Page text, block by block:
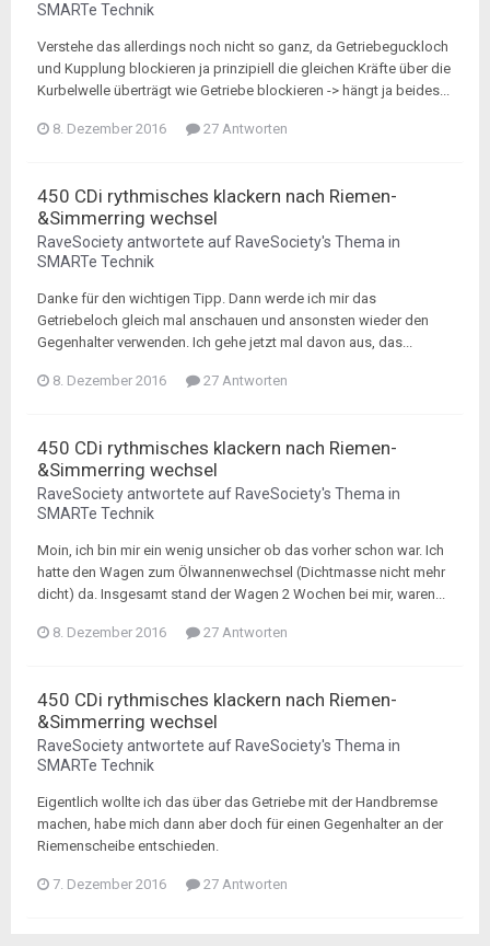
SMARTe Technik
Verstehe das allerdings noch nicht so ganz, da Getriebeguckloch
und Kupplung blockieren ja prinzipiell die gleichen Kräfte über die
Kurbelwelle überträgt wie Getriebe blockieren -> hängt ja beides...
8. Dezember 2016 27 Antworten
450 CDi rythmisches klackern nach Riemen-
&Simmerring wechsel
RaveSocietyantwortete auf RaveSociety's Thema in
SMARTe Technik
Danke für den wichtigen Tipp. Dann werde ich mir das
Getriebeloch gleich mal anschauen und ansonsten wieder den
Gegenhalter verwenden. Ich gehe jetzt mal davon aus, das...
8. Dezember 2016 27 Antworten
450 CDi rythmisches klackern nach Riemen-
&Simmerring wechsel
RaveSocietyantwortete auf RaveSociety's Thema in
SMARTe Technik
Moin, ich bin mir ein wenig unsicher ob das vorher schon war. Ich
hatte den Wagen zum Ölwannenwechsel (Dichtmasse nicht mehr
dicht) da. Insgesamt stand der Wagen 2 Wochen bei mir, waren...
8. Dezember 2016 27 Antworten
450 CDi rythmisches klackern nach Riemen-
&Simmerring wechsel
RaveSocietyantwortete auf RaveSociety's Thema in
SMARTe Technik
Eigentlich wollte ich das über das Getriebe mit der Handbremse
machen, habe mich dann aber doch für einen Gegenhalter an der
Riemenscheibe entschieden.
7. Dezember 2016 27 Antworten